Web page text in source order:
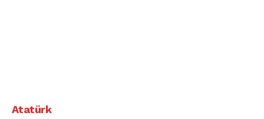
Atatürk